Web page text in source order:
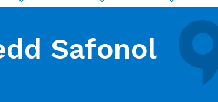
Safonol